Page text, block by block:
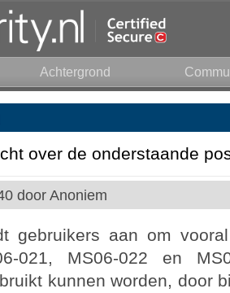
Achtergrond
over de onderstaande
door Anoniem
gebruikers aan om
021, MS06-022 en
kunnen worden, door